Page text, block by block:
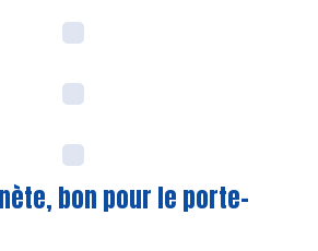
bon pour le porte-